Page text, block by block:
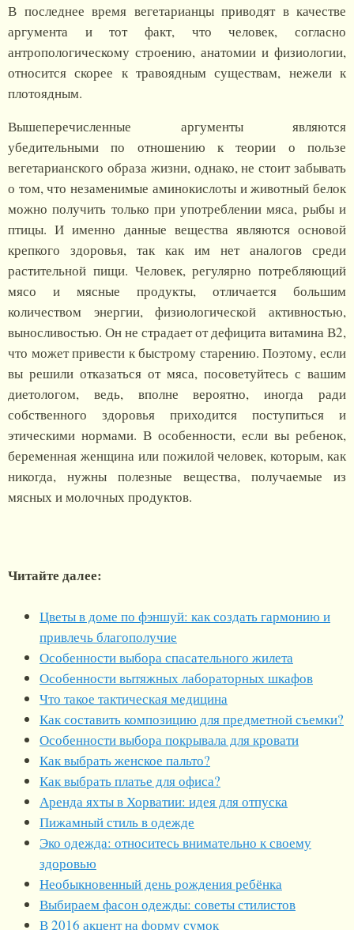
В последнее время вегетарианцы приводят в качестве
аргумента и тот факт, что человек, согласно
антропологическому строению, анатомии и физиологии,
относится скорее к травоядным существам, нежели к
плотоядным.
Вышеперечисленные аргументы являются
убедительными по отношению к теории о пользе
вегетарианского образа жизни, однако, не стоит забывать
о том, что незаменимые аминокислоты и животный белок
можно получить только при употреблении мяса, рыбы и
птицы. И именно данные вещества являются основой
крепкого здоровья, так как им нет аналогов среди
растительной пищи. Человек, регулярно потребляющий
мясо и мясные продукты, отличается большим
количеством энергии, физиологической активностью,
выносливостью. Он не страдает от дефицита витамина В2,
что может привести к быстрому старению. Поэтому, если
вы решили отказаться от мяса, посоветуйтесь с вашим
диетологом, ведь, вполне вероятно, иногда ради
собственного здоровья приходится поступиться и
этическими нормами. В особенности, если вы ребенок,
беременная женщина или пожилой человек, которым, как
никогда, нужны полезные вещества, получаемые из
мясных и молочных продуктов.
Читайте далее:
Цветы в доме по фэншуй: как создать гармонию и
привлечь благополучие
Особенности выбора спасательного жилета
Особенности вытяжных лабораторных шкафов
Что такое тактическая медицина
Как составить композицию для предметной съемки?
Особенности выбора покрывала для кровати
Как выбрать женское пальто?
Как выбрать платье для офиса?
Аренда яхты в Хорватии: идея для отпуска
Пижамный стиль в одежде
Эко одежда: относитесь внимательно к своему
здоровью
Необыкновенный день рождения ребёнка
Выбираем фасон одежды: советы стилистов
В 2016 акцент на форму сумок